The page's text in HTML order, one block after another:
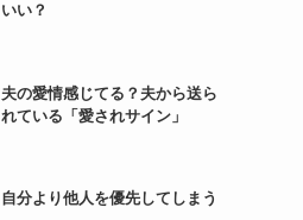
いい？
夫の愛情感じてる？夫から送ら
れている「愛されサイン」
自分より他人を優先してしまう